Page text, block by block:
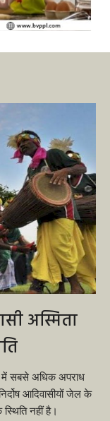
अस्मिता
में सबसे अधिक अपराध
आदिवासीयों जेल के
नहीं है।